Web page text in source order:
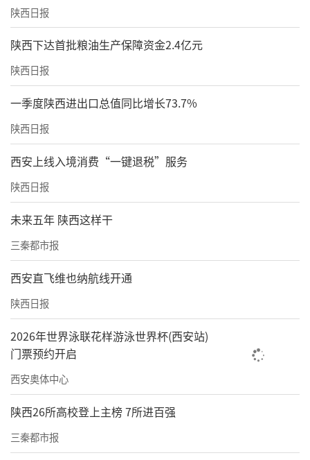
陕西日报
陕西下达首批粮油生产保障资金2.4亿元
陕西日报
一季度陕西进出口总值同比增长73.7%
陕西日报
西安上线入境消费“一键退税”服务
陕西日报
未来五年 陕西这样干
三秦都市报
西安直飞维也纳航线开通
陕西日报
2026年世界泳联花样游泳世界杯(西安站)
门票预约开启
西安奥体中心
陕西26所高校登上主榜 7所进百强
三秦都市报